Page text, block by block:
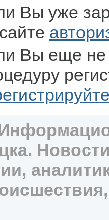
Вы уже
Вы еще не